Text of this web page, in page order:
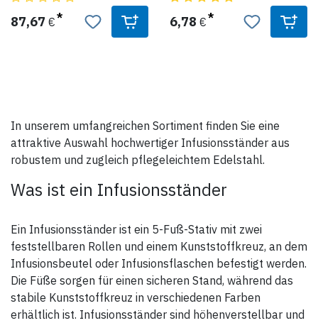
zeitaufwendig. Es geht viel
schneller mit der neuen
Einhandhöhenverstellung:
• Aufhängevorrichtung für 4
Flaschen
• Auf 5 Doppellaufrollen,
davon 2 feststellbar, 2
elektrisch leitfähig
hochglanz verchromt
87,67 €
jeder über den unnötigen Müll,
bedingt durch die
Plastikaufhänger.
6,78 €
In unserem umfangreichen Sortiment finden Sie eine
attraktive Auswahl hochwertiger Infusionsständer aus
robustem und zugleich pflegeleichtem Edelstahl.
Was ist ein Infusionsständer
Ein Infusionsständer ist ein 5-Fuß-Stativ mit zwei
feststellbaren Rollen und einem Kunststoffkreuz, an dem
Infusionsbeutel oder Infusionsflaschen befestigt werden.
Die Füße sorgen für einen sicheren Stand, während das
stabile Kunststoffkreuz in verschiedenen Farben
erhältlich ist. Infusionsständer sind höhenverstellbar und